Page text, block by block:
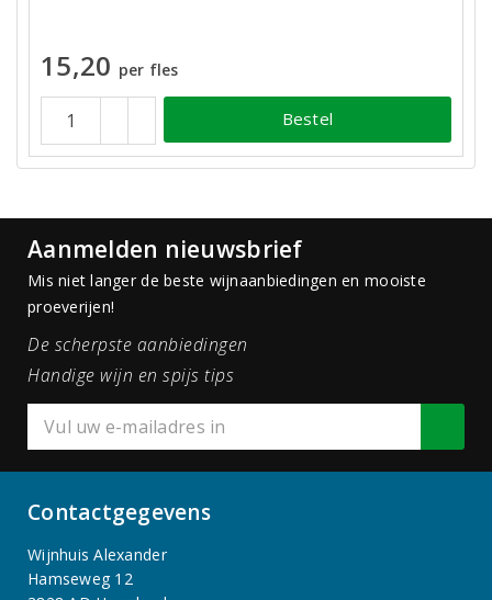
15,20 per fles
Bestel
Aanmelden nieuwsbrief
Mis niet langer de beste wijnaanbiedingen en mooiste
proeverijen!
De scherpste aanbiedingen
Handige wijn en spijs tips
Contactgegevens
Wijnhuis Alexander
Hamseweg 12